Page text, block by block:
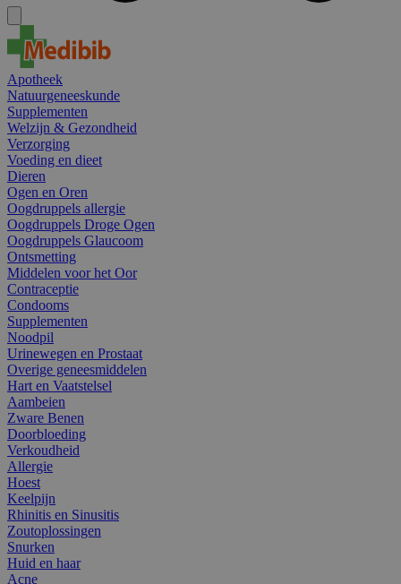
Apotheek
Natuurgeneeskunde
Supplementen
Welzijn & Gezondheid
Verzorging
Voeding en dieet
Dieren
Ogen en Oren
Oogdruppels allergie
Oogdruppels Droge Ogen
Oogdruppels Glaucoom
Ontsmetting
Middelen voor het Oor
Contraceptie
Condooms
Supplementen
Noodpil
Urinewegen en Prostaat
Overige geneesmiddelen
Hart en Vaatstelsel
Aambeien
Zware Benen
Doorbloeding
Verkoudheid
Allergie
Hoest
Keelpijn
Rhinitis en Sinusitis
Zoutoplossingen
Snurken
Huid en haar
Acne